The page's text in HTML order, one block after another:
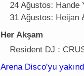
24 Ağustos: Hande
31 Ağustos: Heijan
Her Akşam
Resident DJ :
Arena Disco’yu